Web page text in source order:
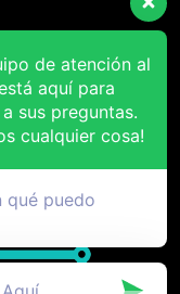
de atención al
aquí para
sus preguntas.
cualquier cosa!
qué puedo